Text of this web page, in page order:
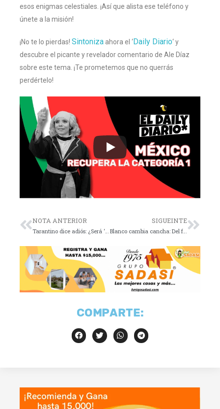
esos enigmas celestiales. ¡Así que alista ese teléfono y
únete a la misión!
¡No te lo pierdas! Sintoniza ahora el ‘Daily Diario‘ y
descubre el picante y revelador comentario de Ale Díaz
sobre este tema. ¡Te prometemos que no querrás
perdértelo!
NOTA ANTERIOR SIGUEINTE
Blanco cambia cancha: Del fútbol a la política CDMX
COMPARTE: